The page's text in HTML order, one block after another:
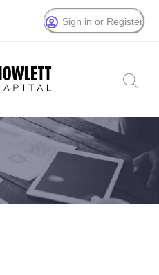
Sign in or Register